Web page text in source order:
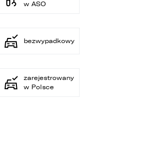
w ASO
bezwypadkowy
zarejestrowany
w Polsce